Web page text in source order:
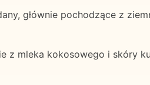
głównie pochodzące z
z mleka kokosowego i skóry